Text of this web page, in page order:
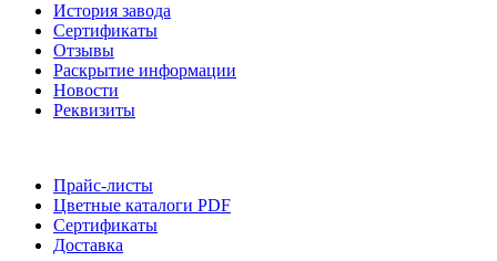
История завода
Сертификаты
Отзывы
Раскрытие информации
Новости
Реквизиты
Прайс-листы
Цветные каталоги PDF
Сертификаты
Доставка